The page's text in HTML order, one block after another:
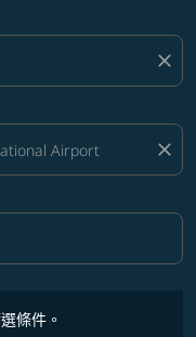
close
close
條件。